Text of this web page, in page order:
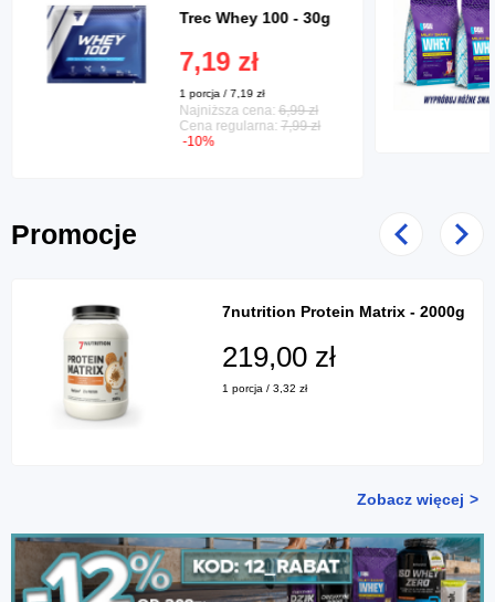
Trec Whey 100 - 30g
7,19 zł
1 porcja / 7,19 zł
Najniższa cena: 6,99 zł
Cena regularna: 7,99 zł
-10%
Promocje Poprzedni
7nutrition Protein Matrix - 2000g
219,00 zł
1 porcja / 3,32 zł
Zobacz więcej